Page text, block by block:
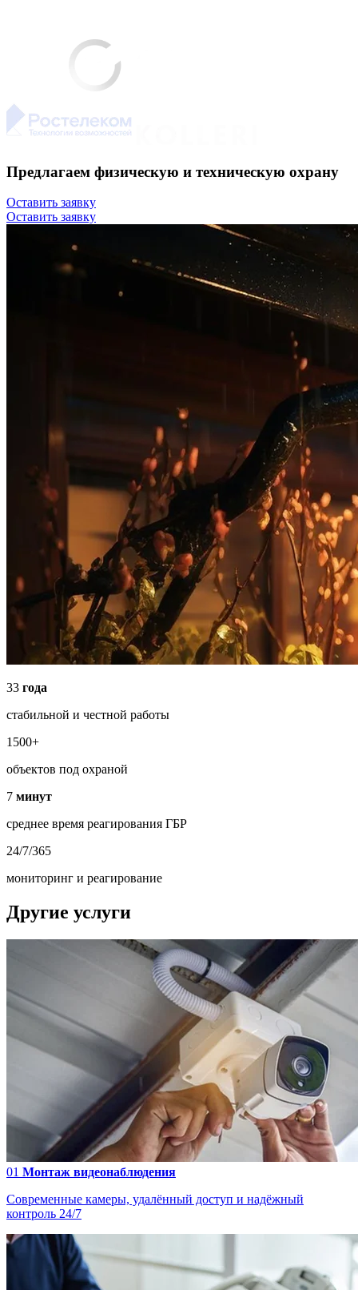
Предлагаем физическую и техническую охрану
Оставить заявку
Оставить заявку
33 года
стабильной и честной работы
1500+
объектов под охраной
7 минут
среднее время реагирования ГБР
24/7/365
мониторинг и реагирование
Другие услуги
01 Монтаж видеонаблюдения
Современные камеры, удалённый доступ и надёжный
контроль 24/7